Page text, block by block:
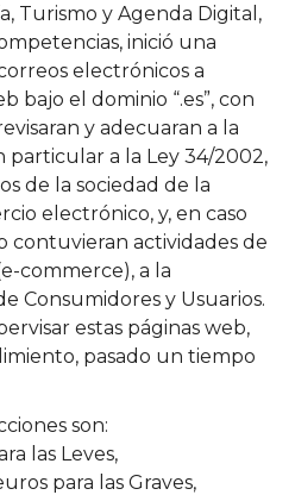
Turismo y Agenda Digital,
inició una
electrónicos a
bajo el dominio “.es”, con
y adecuaran a la
particular a la Ley 34/2002,
de la sociedad de la
electrónico, y, en caso
contuvieran actividades de
commerce), a la
Consumidores y Usuarios.
estas páginas web,
pasado un tiempo
son:
las Leves,
para las Graves,